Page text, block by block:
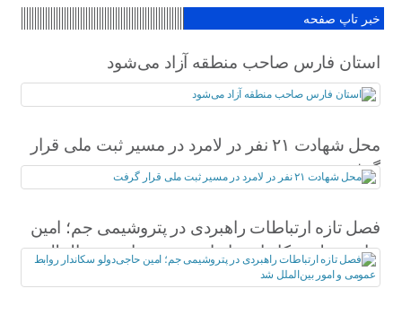
خبر تاپ صفحه
استان فارس صاحب منطقه آزاد می‌شود
محل شهادت ۲۱ نفر در لامرد در مسیر ثبت ملی قرار
گرفت
فصل تازه ارتباطات راهبردی در پتروشیمی جم؛ امین
حاجی‌دولو سکاندار روابط عمومی و امور بین‌الملل
شد